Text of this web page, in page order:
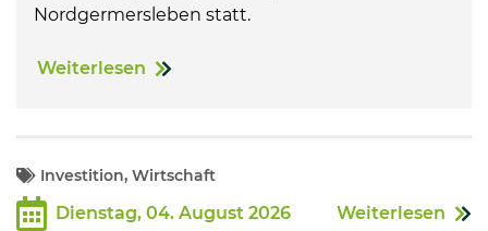
Nordgermersleben statt.
Weiterlesen
Investition, Wirtschaft
Dienstag, 04. August 2026 Weiterlesen